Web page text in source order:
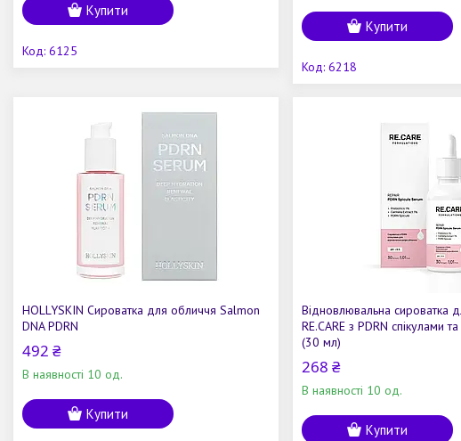
Купити
6125
Купити
6218
HOLLYSKIN Сироватка для обличчя Salmon
DNA PDRN
492 ₴
В наявності 10 од.
Купити
Відновлювальна сироватка
RE.CARE з PDRN спікулами
(30 мл)
268 ₴
В наявності 10 од.
Купити